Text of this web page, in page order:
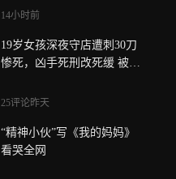
回应：计划带病友去青岛看
14小时前
19岁女孩深夜守店遭刺30刀
惨死，凶手死刑改死缓 被害
知家属 没送达判决书 连民事
证实：凶手刑满释放已十多
年，被害人家属申诉十六
25评论昨天
“精神小伙”写《我的妈妈》
看哭全网